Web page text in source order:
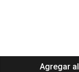
Agregar